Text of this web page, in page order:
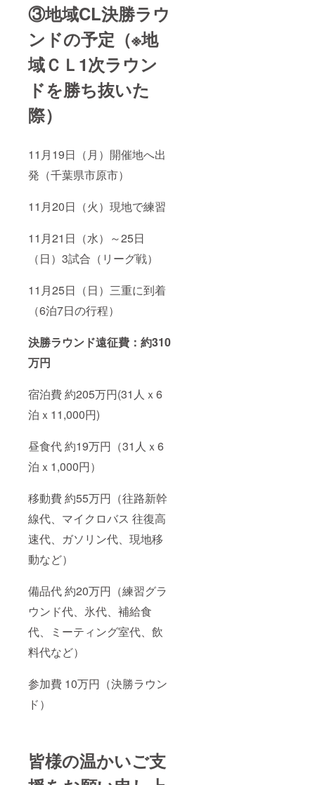
③地域CL決勝ラウ
ンドの予定（※地
域ＣＬ1次ラウン
ドを勝ち抜いた
際）
11月19日（月）開催地へ出
発（千葉県市原市）
11月20日（火）現地で練習
11月21日（水）～25日
（日）3試合（リーグ戦）
11月25日（日）三重に到着
（6泊7日の行程）
決勝ラウンド遠征費：約310
万円
宿泊費 約205万円(31人ｘ6
泊ｘ11,000円)
昼食代 約19万円（31人ｘ6
泊ｘ1,000円）
移動費 約55万円（往路新幹
線代、マイクロバス 往復高
速代、ガソリン代、現地移
動など）
備品代 約20万円（練習グラ
ウンド代、氷代、補給食
代、ミーティング室代、飲
料代など）
参加費 10万円（決勝ラウン
ド）
皆様の温かいご支